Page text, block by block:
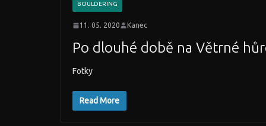
BOULDERING
11. 05. 2020 Kanec
Po dlouhé době na Větrné
Fotky
Read More